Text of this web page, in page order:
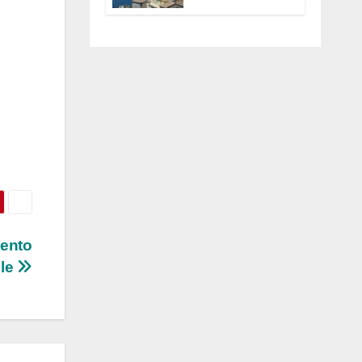
Anguillara